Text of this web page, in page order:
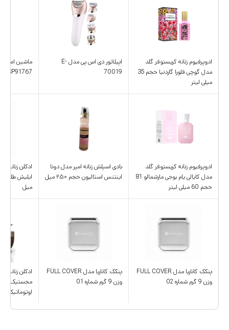
ادوپرفیوم زنانه کریستوفر گلد
مدل گوچی فلورا گاردنیا حجم 35
میلی لیتر
اپیلاتور دی اس پی مدل E-
70019
ماشین
DSP91767
ادوپرفیوم زنانه کریستوفر گلد
مدل کایالی یام بوجی مارشمالو 81
حجم 60 میلی لیتر
بادی اسپلش زنانه امپر مدل دونا
اینتنس استالیون حجم ۲۵۰ میل
ادکلن زنانه
میل
پنکک کاناریا مدل FULL COVER
وزن 9 گرم شماره 02
پنکک کاناریا مدل FULL COVER
وزن 9 گرم شماره 01
ادکلن زنانه
مجستیک
اوتوماتیک رز حجم